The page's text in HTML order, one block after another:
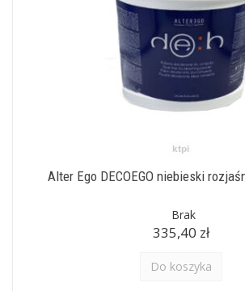
Alter Ego DECOEGO niebieski
Brak
335,40 zł
Do koszyka